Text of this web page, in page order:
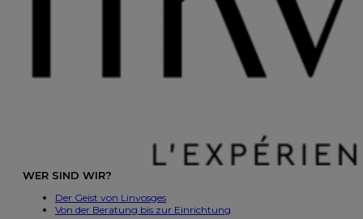
WER SIND WIR?
Der Geist von Linvosges
Von der Beratung bis zur Einrichtung